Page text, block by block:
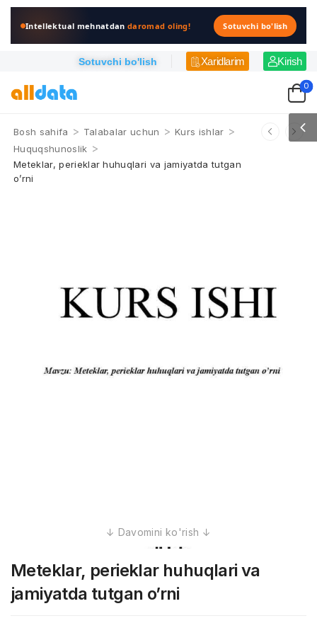
Intellektual mehnatdandaromad oling! Sotuvchi bo'lish
Sotuvchi bo'lish Xaridlarim Kirish
0
Bosh sahifa > Talabalar uchun > Kurs ishlar >
Huquqshunoslik >
Meteklar, perieklar huhuqlari va jamiyatda tutgan
o’rni
Meteklar, perieklar huhuqlari va
jamiyatda tutgan o’rni